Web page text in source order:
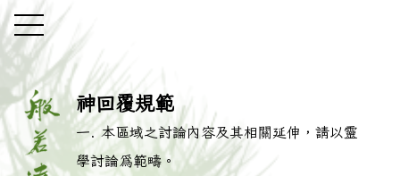
神回覆規範
本區域之討論內容及其相關延伸，請以靈
學討論為範疇。